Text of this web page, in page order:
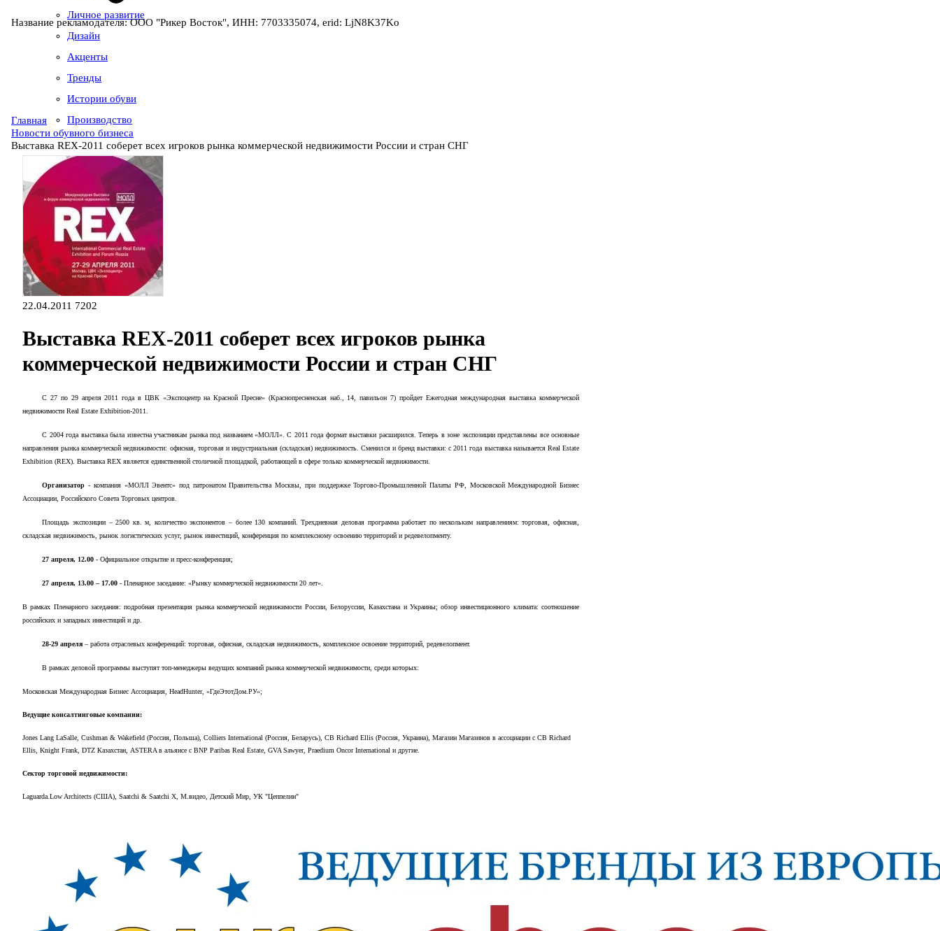
Личное развитие
Дизайн
Акценты
Тренды
Истории обуви
Производство
Название рекламодателя: ООО "Рикер Восток", ИНН: 7703335074, erid: LjN8K37Ko
Главная
Новости обувного бизнеса
Выставка REX-2011 соберет всех игроков рынка коммерческой недвижимости России и стран СНГ
22.04.2011 7202
Выставка REX-2011 соберет всех игроков рынка
коммерческой недвижимости России и стран СНГ
С 27 по 29 апреля 2011 года в ЦВК «Экспоцентр на Красной Пресне» (Краснопресненская наб., 14, павильон 7) пройдет Ежегодная международная выставка коммерческой
недвижимости Real Estate Exhibition-2011.
C 2004 года выставка была известна участникам рынка под названием «МОЛЛ». С 2011 года формат выставки расширился. Теперь в зоне экспозиции представлены все основные
направления рынка коммерческой недвижимости: офисная, торговая и индустриальная (складская) недвижимость. Сменился и бренд выставки: с 2011 года выставка называется Real Estate
Exhibition (REX). Выставка REX является единственной столичной площадкой, работающей в сфере только коммерческой недвижимости.
Организатор - компания «МОЛЛ Эвентс» под патронатом Правительства Москвы, при поддержке Торгово-Промышленной Палаты РФ, Московской Международной Бизнес
Ассоциации, Российского Совета Торговых центров.
Площадь экспозиции – 2500 кв. м, количество экспонентов – более 130 компаний. Трехдневная деловая программа работает по нескольким направлениям: торговая, офисная,
складская недвижимость, рынок логистических услуг, рынок инвестиций, конференция по комплексному освоению территорий и редевелопменту.
27 апреля, 12.00 - Официальное открытие и пресс-конференция;
27 апреля, 13.00 – 17.00 - Пленарное заседание: «Рынку коммерческой недвижимости 20 лет».
В рамках Пленарного заседания: подробная презентация рынка коммерческой недвижимости России, Белоруссии, Казахстана и Украины; обзор инвестиционного климата: соотношение
российских и западных инвестиций и др.
28-29 апреля – работа отраслевых конференций: торговая, офисная, складская недвижимость, комплексное освоение территорий, редевелопмент.
В рамках деловой программы выступят топ-менеджеры ведущих компаний рынка коммерческой недвижимости, среди которых:
Московская Международная Бизнес Ассоциация, HeadHunter, «ГдеЭтотДом.РУ»;
Ведущие консалтинговые компании:
Jones Lang LaSalle, Cushman & Wakefield (Россия, Польша), Colliers International (Россия, Беларусь), CB Richard Ellis (Россия, Украина), Магазин Магазинов в ассоциации с CB Richard
Ellis, Knight Frank, DTZ Казахстан, ASTERA в альянсе с BNP Paribas Real Estate, GVA Sawyer, Praedium Oncor International и другие.
Сектор торговой недвижимости:
Laguarda.Low Architects (США), Saatchi & Saatchi X, М.видео, Детский Мир, УК "Цеппелин"